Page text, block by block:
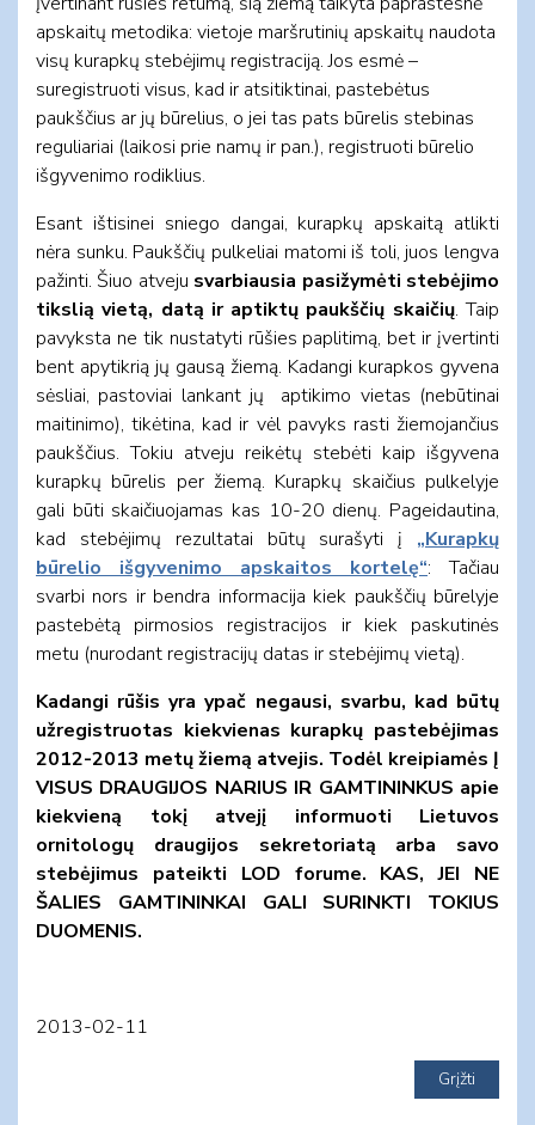
apskaitų metodika: vietoje maršrutinių apskaitų naudota
visų kurapkų stebėjimų registraciją. Jos esmė –
suregistruoti visus, kad ir atsitiktinai, pastebėtus
paukščius ar jų būrelius, o jei tas pats būrelis stebinas
reguliariai (laikosi prie namų ir pan.), registruoti būrelio
išgyvenimo rodiklius.
Esant ištisinei sniego dangai, kurapkų apskaitą atlikti
nėra sunku. Paukščių pulkeliai matomi iš toli, juos lengva
pažinti. Šiuo atveju svarbiausia pasižymėti stebėjimo
tikslią vietą, datą ir aptiktų paukščių skaičių. Taip
pavyksta ne tik nustatyti rūšies paplitimą, bet ir įvertinti
bent apytikrią jų gausą žiemą. Kadangi kurapkos gyvena
sėsliai, pastoviai lankant jų
aptikimo vietas (nebūtinai
maitinimo), tikėtina, kad ir vėl pavyks rasti žiemojančius
paukščius. Tokiu atveju reikėtų stebėti kaip išgyvena
kurapkų būrelis per žiemą. Kurapkų skaičius pulkelyje
gali būti skaičiuojamas kas 10-20 dienų. Pageidautina,
kad stebėjimų rezultatai būtų surašyti į „Kurapkų
būrelio išgyvenimo apskaitos kortelę“: Tačiau
svarbi nors ir bendra informacija kiek paukščių būrelyje
pastebėtą pirmosios registracijos ir kiek paskutinės
metu (nurodant registracijų datas ir stebėjimų vietą).
Kadangi rūšis yra ypač negausi, svarbu, kad būtų
užregistruotas kiekvienas kurapkų pastebėjimas
2012-2013 metų žiemą atvejis. Todėl kreipiamės Į
VISUS DRAUGIJOS NARIUS IR GAMTININKUS apie
kiekvieną tokį atvejį informuoti Lietuvos
ornitologų draugijos sekretoriatą arba savo
stebėjimus pateikti LOD forume. KAS, JEI NE
ŠALIES GAMTININKAI GALI SURINKTI TOKIUS
DUOMENIS.
2013-02-11